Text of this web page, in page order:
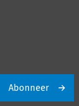
Abonneer